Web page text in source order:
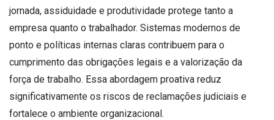
jornada, assiduidade e produtividade protege tanto a
empresa quanto o trabalhador. Sistemas modernos de
ponto e políticas internas claras contribuem para o
cumprimento das obrigações legais e a valorização da
força de trabalho. Essa abordagem proativa reduz
significativamente os riscos de reclamações judiciais e
fortalece o ambiente organizacional.